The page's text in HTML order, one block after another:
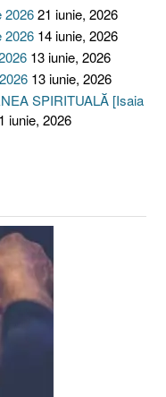
202621 iunie, 2026
2026 14 iunie, 2026
13 iunie, 2026
13 iunie, 2026
SPIRITUALĂ [Isaia
iunie, 2026